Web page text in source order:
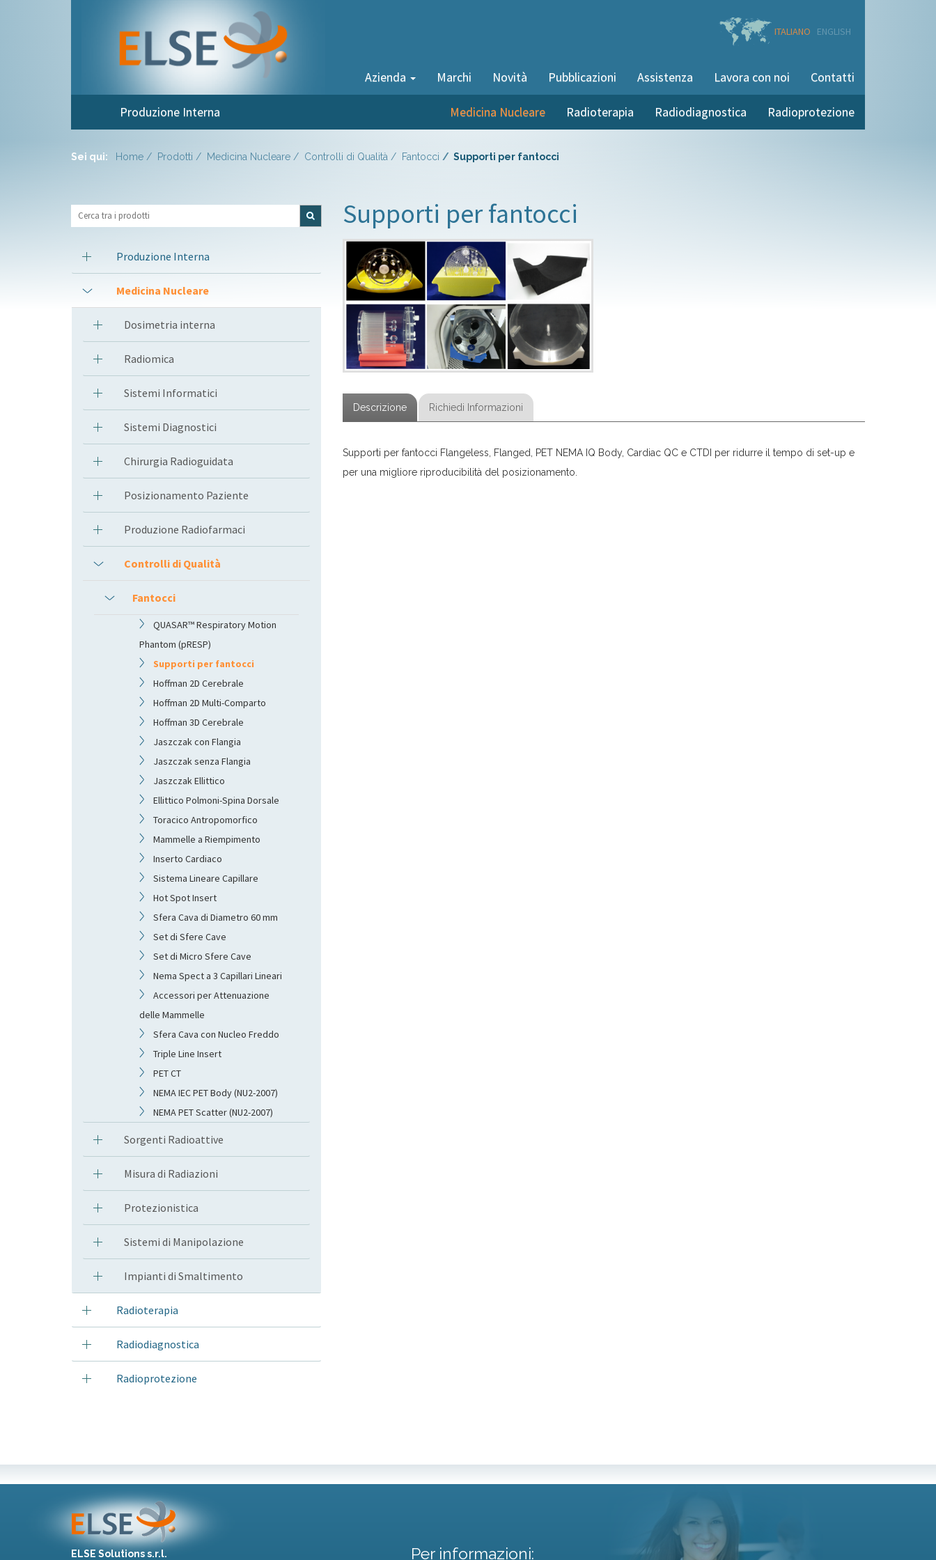
ITALIANO ENGLISH
Azienda Marchi Novità Pubblicazioni Assistenza Lavora con noi Contatti
Produzione Interna Radioprotezione
Radiodiagnostica
Radioterapia
Medicina Nucleare
Sei qui: Home Prodotti Medicina Nucleare Controlli di Qualità Fantocci Supporti per fantocci
Produzione Interna
Medicina Nucleare
Dosimetria interna
Radiomica
Sistemi Informatici
Sistemi Diagnostici
Chirurgia Radioguidata
Posizionamento Paziente
Produzione Radiofarmaci
Controlli di Qualità
Fantocci
QUASAR™ Respiratory Motion
Phantom (pRESP)
Supporti per fantocci
Hoffman 2D Cerebrale
Hoffman 2D Multi-Comparto
Hoffman 3D Cerebrale
Jaszczak con Flangia
Jaszczak senza Flangia
Jaszczak Ellittico
Ellittico Polmoni-Spina Dorsale
Toracico Antropomorfico
Mammelle a Riempimento
Inserto Cardiaco
Sistema Lineare Capillare
Hot Spot Insert
Sfera Cava di Diametro 60 mm
Set di Sfere Cave
Set di Micro Sfere Cave
Nema Spect a 3 Capillari Lineari
Accessori per Attenuazione
delle Mammelle
Sfera Cava con Nucleo Freddo
Triple Line Insert
PET CT
NEMA IEC PET Body (NU2-2007)
NEMA PET Scatter (NU2-2007)
Sorgenti Radioattive
Misura di Radiazioni
Protezionistica
Sistemi di Manipolazione
Impianti di Smaltimento
Radioterapia
Radiodiagnostica
Radioprotezione
Supporti per fantocci
Descrizione Richiedi Informazioni
Supporti per fantocci Flangeless, Flanged, PET NEMA IQ Body, Cardiac QC e CTDI per ridurre il tempo di set-up e
per una migliore riproducibilità del posizionamento.
ELSE Solutions s.r.l. Per informazioni: